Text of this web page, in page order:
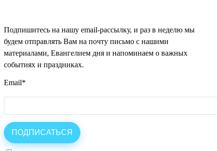
Подпишитесь на нашу email-рассылку, и раз в неделю мы
будем отправлять Вам на почту письмо с нашими
материалами, Евангелием дня и напоминаем о важных
событиях и праздниках.
Email*